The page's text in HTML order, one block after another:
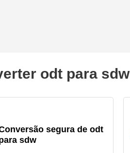
odt para sdw
segura de odt
sdw